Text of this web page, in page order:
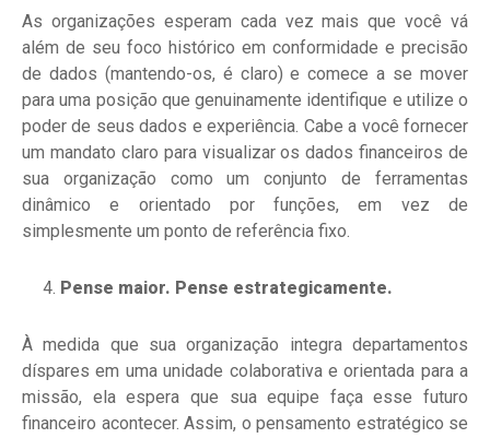
As organizações esperam cada vez mais que você vá
além de seu foco histórico em conformidade e precisão
de dados (mantendo-os, é claro) e comece a se mover
para uma posição que genuinamente identifique e utilize o
poder de seus dados e experiência. Cabe a você fornecer
um mandato claro para visualizar os dados financeiros de
sua organização como um conjunto de ferramentas
dinâmico e orientado por funções, em vez de
simplesmente um ponto de referência fixo.
Pense maior. Pense estrategicamente.
À medida que sua organização integra departamentos
díspares em uma unidade colaborativa e orientada para a
missão, ela espera que sua equipe faça esse futuro
financeiro acontecer. Assim, o pensamento estratégico se